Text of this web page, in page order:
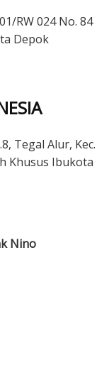
RW 024 No. 84
Depok
Tegal Alur, Kec.
Khusus Ibukota
Nino